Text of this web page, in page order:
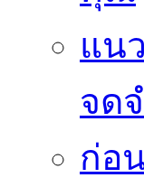
แน
จด
ก่อ